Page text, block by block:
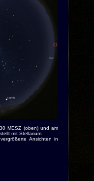
MESZ (oben) und am
mit Stellarium.
Ansichten in